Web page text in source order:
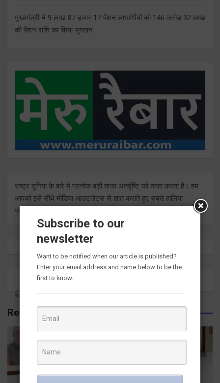
मुख्यमंत्री ने 9 लाख 87 हजार 17 पेंशन लाभार्थियों को 146 करोड़ 32 लाख
की पेंशन राशि का किया भुगतान
राष्ट्र दुनिया के बारे में प्रत्येक बड़ी ताजा अंतर्दृष्टि को ताज़ा करता है। हम
आपको इसे सीधे मीडिया आउटलेट्स से ज्ञात कराते हुए सबसे हालिया
जानकारी देते हैं।
Related Posts
Subscribe to our
newsletter
Want to be notified when our article is published?
Enter your email address and name below to be the
first to know.